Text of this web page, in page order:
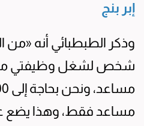
إبر بنج
شخص لشغل وظيفتي
مساعد فقط، وهذا يضع